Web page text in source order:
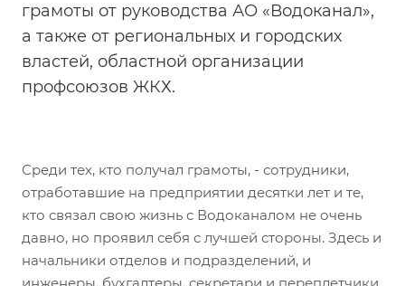
грамоты от руководства АО «Водоканал»,
а также от региональных и городских
властей, областной организации
профсоюзов ЖКХ.
Среди тех, кто получал грамоты, - сотрудники,
отработавшие на предприятии десятки лет и те,
кто связал свою жизнь с Водоканалом не очень
давно, но проявил себя с лучшей стороны. Здесь и
начальники отделов и подразделений, и